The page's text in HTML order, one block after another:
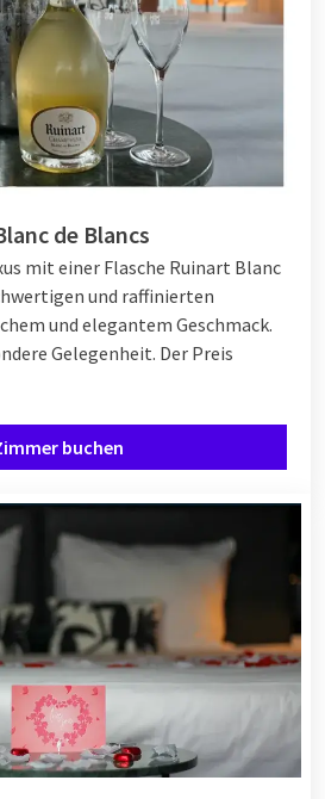
de Blancs
mit einer Flasche Ruinart Blanc
und raffinierten
und elegantem Geschmack.
Gelegenheit. Der Preis
buchen